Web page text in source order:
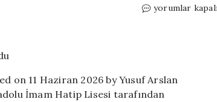
Tercan’da
Oldu
için
yorumlar
on 11 Haziran 2026 by Yusuf Arslan
İmam Hatip Lisesi tarafından